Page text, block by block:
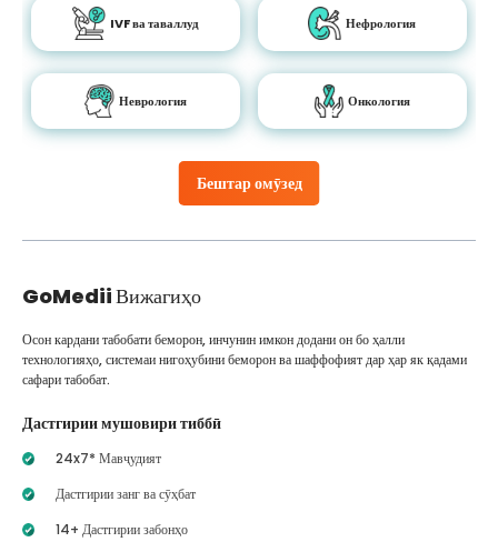
Бештар омӯзед
IVF ва таваллуд Нефрология
Неврология Онкология
GoMediiВижагиҳо
Осон кардани табобати беморон, инчунин имкон додани он бо ҳалли
технологияҳо, системаи нигоҳубини беморон ва шаффофият дар ҳар як қадами
сафари табобат.
Дастгирии мушовири тиббӣ
24x7* Мавҷудият
Дастгирии занг ва сӯҳбат
14+ Дастгирии забонҳо